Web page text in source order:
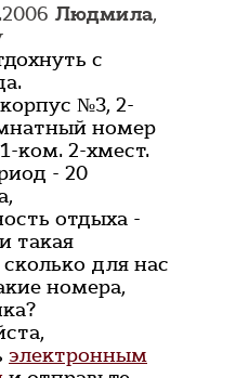
Людмила,
с
№3, 2-
номер
ком. 2-хмест.
- 20
отдыха -
такая
для нас
номера,
электронным